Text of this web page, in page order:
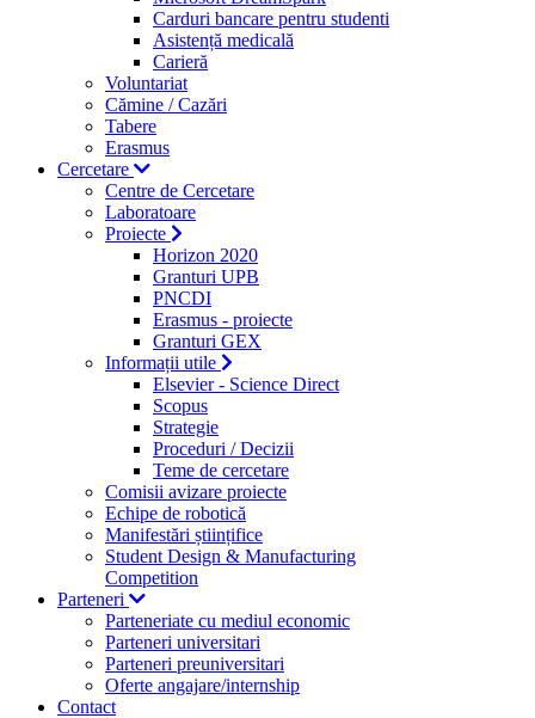
Carduri bancare pentru studenti
Asistență medicală
Carieră
Voluntariat
Cămine / Cazări
Tabere
Erasmus
Cercetare
Centre de Cercetare
Laboratoare
Proiecte
Horizon 2020
Granturi UPB
PNCDI
Erasmus - proiecte
Granturi GEX
Informații utile
Elsevier - Science Direct
Scopus
Strategie
Proceduri / Decizii
Teme de cercetare
Comisii avizare proiecte
Echipe de robotică
Manifestări științifice
Student Design & Manufacturing
Competition
Parteneri
Parteneriate cu mediul economic
Parteneri universitari
Parteneri preuniversitari
Oferte angajare/internship
Contact